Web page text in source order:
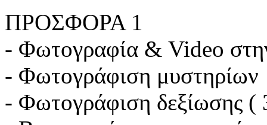
ΠΡΟΣΦΟΡΑ 1
- Φωτογραφία & Video
- Φωτογράφιση μυστηρίων
- Φωτογράφιση δεξίωσης (